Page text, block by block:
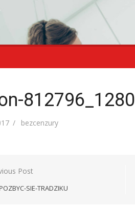
812796_1280
Author
bezcenzury
Post
SIE-TRADZIKU